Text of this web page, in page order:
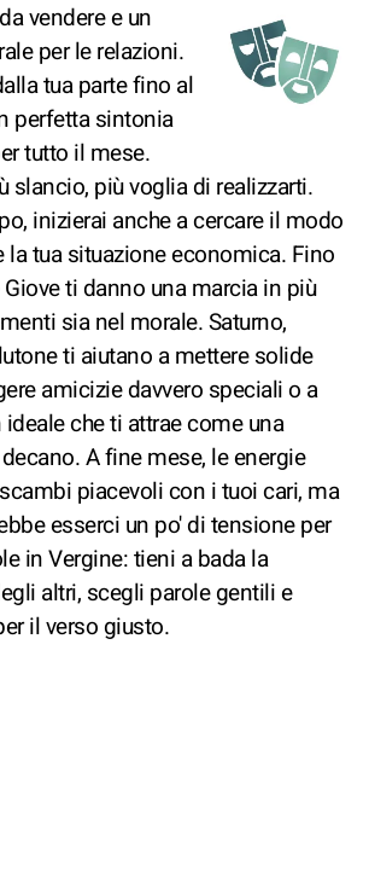
vendere e un
per le relazioni.
tua parte fino al
perfetta sintonia
tutto il mese.
slancio, più voglia di realizzarti.
inizierai anche a cercare il modo
la tua situazione economica. Fino
Giove ti danno una marcia in più
sia nel morale. Saturno,
ti aiutano a mettere solide
amicizie davvero speciali o a
che ti attrae come una
A fine mese, le energie
piacevoli con i tuoi cari, ma
esserci un po' di tensione per
in Vergine: tieni a bada la
altri, scegli parole gentili e
il verso giusto.